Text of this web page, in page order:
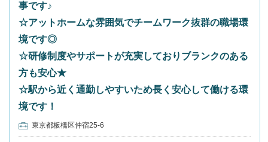
事です♪
☆アットホームな雰囲気でチームワーク抜群の職場環
境です◎
☆研修制度やサポートが充実しておりブランクのある
方も安心★
☆駅から近く通勤しやすいため長く安心して働ける環
境です！
東京都板橋区仲宿25-6